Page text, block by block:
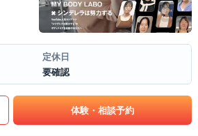
定休日
要確認
体験・相談予約